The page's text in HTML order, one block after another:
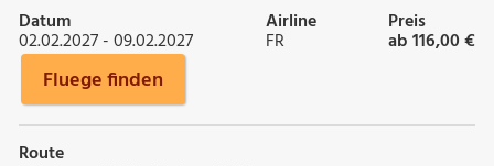
Datum
02.02.2027 - 09.02.2027
Airline
FR
Preis
ab 116,00 €
Fluege finden
Route